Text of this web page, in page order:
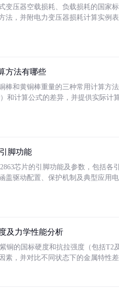
变压器空载损耗、负载损耗的国家
法，并附电力变压器损耗计算实例
方法有哪些
棒和黄铜棒重量的三种常用计算方
）和计算公式的差异，并提供实际
脚功能
芯片的引脚功能及参数，包括
盖驱动配置、保护机制及典型应用
及力学性能分析
铜的国标硬度和抗拉强度（包括T2
素，并对比不同状态下的金属特性